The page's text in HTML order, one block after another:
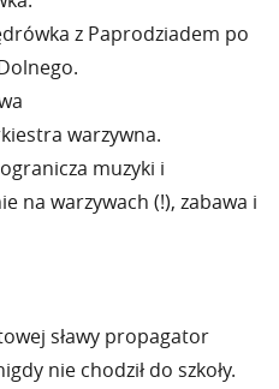
z Paprodziadem po
warzywna.
muzyki i
na warzywach (!), zabawa i
sławy propagator
nie chodził do szkoły.